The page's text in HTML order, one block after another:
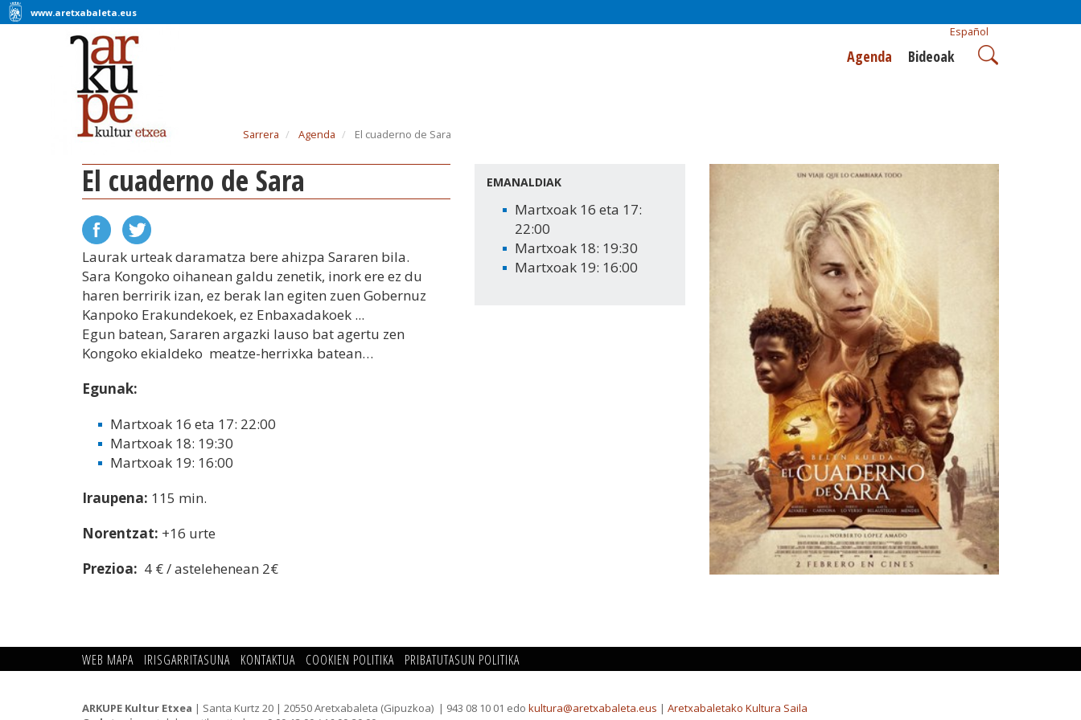
www.aretxabaleta.eus
Español
Agenda Bideoak
Sarrera Agenda El cuaderno de Sara
El cuaderno de Sara
Laurak urteak daramatza bere ahizpa Sararen bila.
Sara Kongoko oihanean galdu zenetik, inork ere ez du
haren berririk izan, ez berak lan egiten zuen Gobernuz
Kanpoko Erakundekoek, ez Enbaxadakoek ...
Egun batean, Sararen argazki lauso bat agertu zen
Kongoko ekialdeko meatze-herrixka batean…
Egunak:
Martxoak 16 eta 17: 22:00
Martxoak 18: 19:30
Martxoak 19: 16:00
Iraupena: 115 min.
Norentzat: +16 urte
Prezioa: 4 € / astelehenean 2€
EMANALDIAK
Martxoak 16 eta 17:
22:00
Martxoak 18: 19:30
Martxoak 19: 16:00
WEB MAPA IRISGARRITASUNA KONTAKTUA COOKIEN POLITIKA PRIBATUTASUN POLITIKA
ARKUPE Kultur Etxea | Santa Kurtz 20 | 20550 Aretxabaleta (Gipuzkoa) | 943 08 10 01 edo kultura@aretxabaleta.eus | Aretxabaletako Kultura Saila